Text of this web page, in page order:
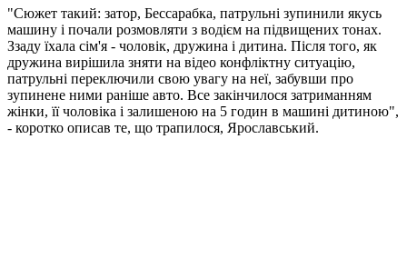
"Сюжет такий: затор, Бессарабка, патрульні зупинили якусь
машину і почали розмовляти з водієм на підвищених тонах.
Ззаду їхала сім'я - чоловік, дружина і дитина. Після того, як
дружина вирішила зняти на відео конфліктну ситуацію,
патрульні переключили свою увагу на неї, забувши про
зупинене ними раніше авто. Все закінчилося затриманням
жінки, її чоловіка і залишеною на 5 годин в машині дитиною",
- коротко описав те, що трапилося, Ярославський.